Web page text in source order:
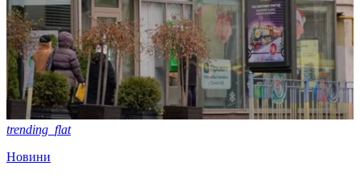
trending_flat
Новини